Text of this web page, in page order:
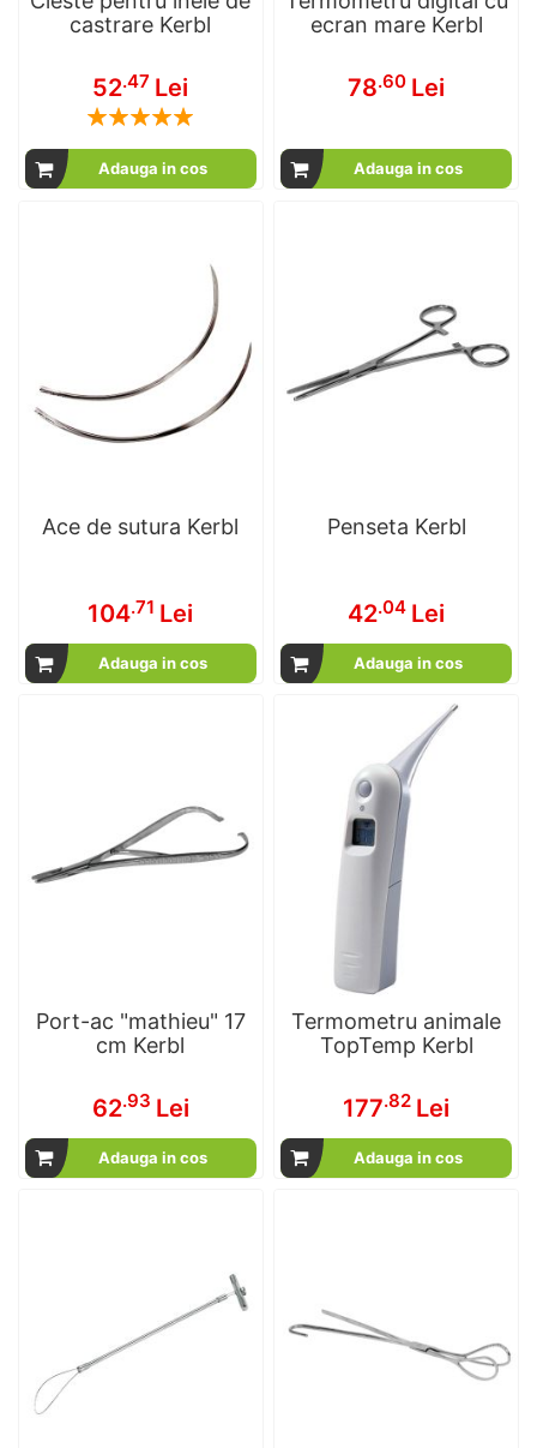
castrare Kerbl
52.47 Lei
Rating:
Adauga in cos
ecran mare Kerbl
78.60 Lei
Adauga in cos
Ace de sutura Kerbl
104.71 Lei
Adauga in cos
Penseta Kerbl
42.04 Lei
Adauga in cos
Port-ac "mathieu" 17
cm Kerbl
62.93 Lei
Adauga in cos
Termometru animale
TopTemp Kerbl
177.82 Lei
Adauga in cos